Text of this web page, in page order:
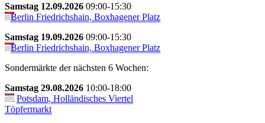
Samstag 12.09.2026 09:00-15:30
Berlin Friedrichshain, Boxhagener Platz
Samstag 19.09.2026 09:00-15:30
Berlin Friedrichshain, Boxhagener Platz
Sondermärkte der nächsten 6 Wochen:
Samstag 29.08.2026 10:00-18:00
Potsdam, Holländisches Viertel
Töpfermarkt